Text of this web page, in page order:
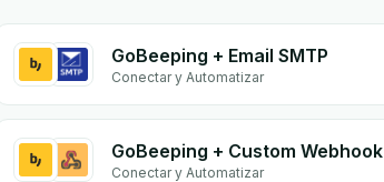
GoBeeping + Email SMTP
Conectar y Automatizar
GoBeeping + Custom Webhook
Conectar y Automatizar